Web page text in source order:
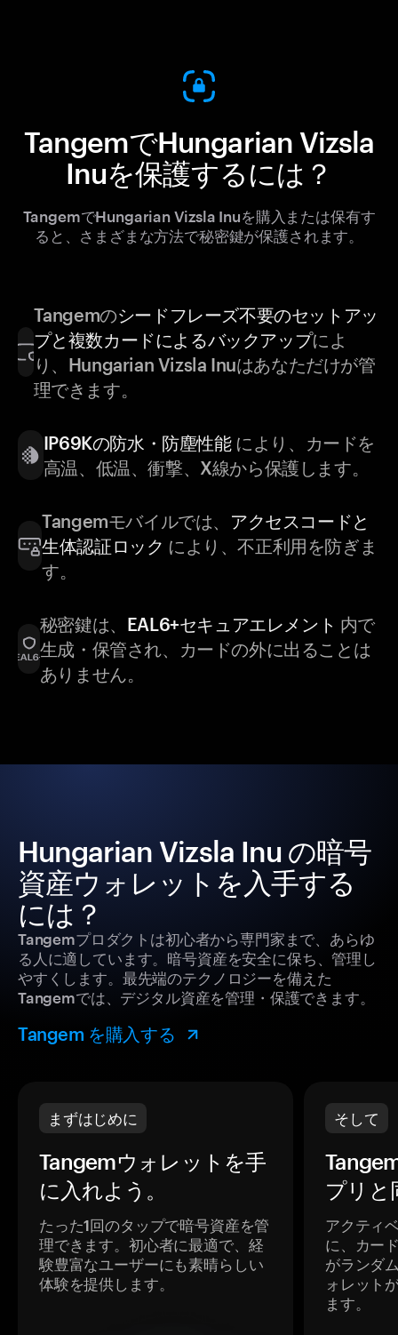
TangemでHungarian Vizsla
Inuを保護するには？
TangemでHungarian Vizsla Inuを購入または保有す
ると、さまざまな方法で秘密鍵が保護されます。
Tangemのシードフレーズ不要のセットアッ
プと複数カードによるバックアップによ
り、Hungarian Vizsla Inuはあなただけが管
理できます。
IP69Kの防水・防塵性能により、カードを
高温、低温、衝撃、X線から保護します。
Tangemモバイルでは、 アクセスコードと
生体認証ロック により、不正利用を防ぎま
す。
秘密鍵は、 EAL6+セキュアエレメント 内で
生成・保管され、カードの外に出ることは
ありません。
Hungarian Vizsla Inu の暗号
資産ウォレットを入手する
には？
Tangemプロダクトは初心者から専門家まで、あらゆ
る人に適しています。暗号資産を安全に保ち、管理し
やすくします。最先端のテクノロジーを備えた
Tangemでは、デジタル資産を管理・保護できます。
Tangem を購入する
まずはじめに
Tangemウォレットを手
に入れよう。
たった1回のタップで暗号資産を管
理できます。初心者に最適で、経
験豊富なユーザーにも素晴らしい
体験を提供します。
そして
プリと
アクティ
に、カー
がランダ
ォレット
ます。